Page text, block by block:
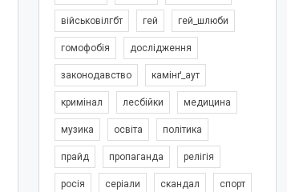
військовілгбт гей гей_шлюби
гомофобія дослідження
законодавство камінґ_аут
кримінал лесбійки медицина
музика освіта політика
прайд пропаганда релігія
росія серіали скандал спорт